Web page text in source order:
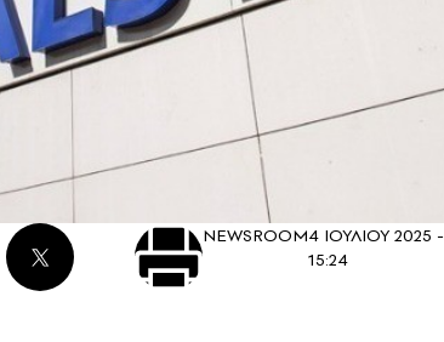
NEWSROOM4 ΙΟΥΛΙΟΥ 2025 -
15:24